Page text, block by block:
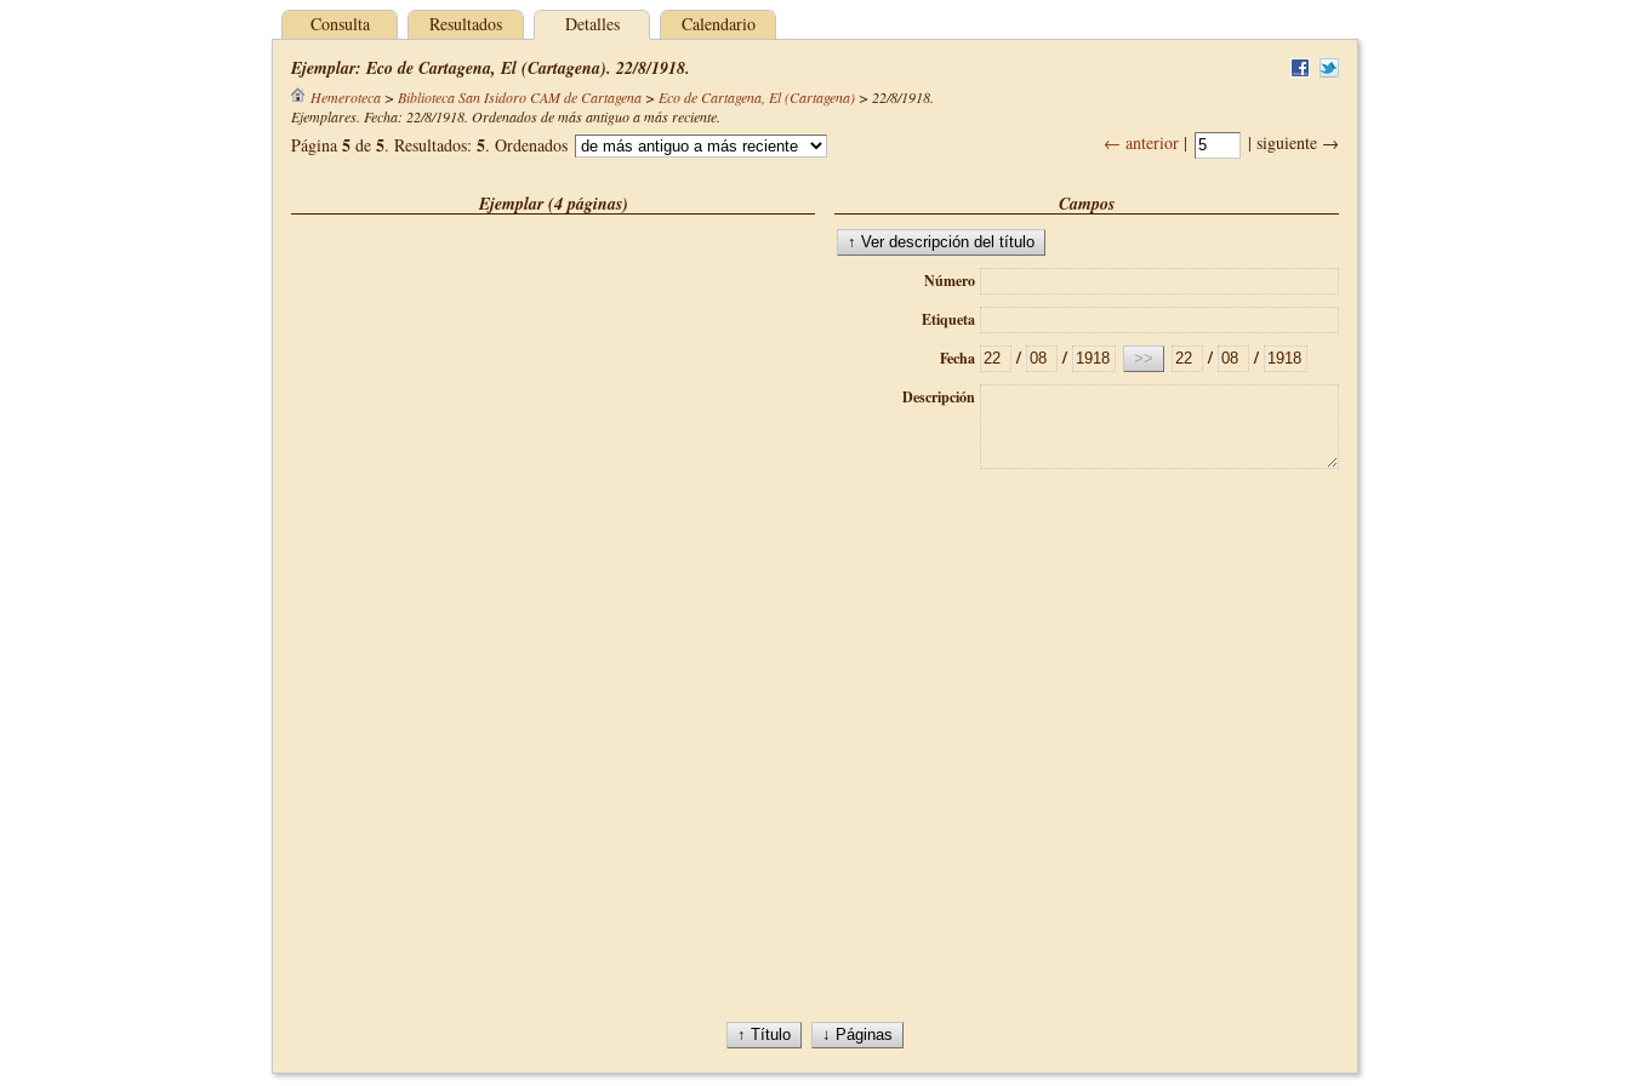
Consulta Resultados Detalles Calendario
Ejemplar: Eco de Cartagena, El (Cartagena). 22/8/1918.
Hemeroteca> Biblioteca San Isidoro CAM de Cartagena> Eco de Cartagena, El (Cartagena)> 22/8/1918.
Ejemplares. Fecha: 22/8/1918. Ordenados de más antiguo a más reciente.
← anterior | | siguiente →
Página 5 de 5. Resultados: 5. Ordenados
Ejemplar (4 páginas) Campos
Número
Etiqueta
Fecha
/ / / /
Descripción